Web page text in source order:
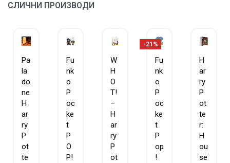
Potterhead and makes an unforgettable gift.
СЛИЧНИ ПРОИЗВОДИ
Pa
la
do
ne
H
ar
ry
P
ot
te
Fu
nk
o
P
oc
ke
t
P
O
P!
W
H
O
T!
–
H
ar
ry
P
ot
-21%
Fu
nk
o
P
oc
ke
t
P
op
!
H
ar
ry
P
ot
te
r:
H
ou
se